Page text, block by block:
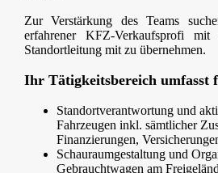
Zur Verstärkung des Teams
erfahrener KFZ-Verkaufsprofi
Standortleitung mit zu übernehmen.
Ihr Tätigkeitsbereich umfasst
Standortverantwortung und
Fahrzeugen inkl. sämtlicher
Finanzierungen,
Schauraumgestaltung und
Gebrauchtwagen am